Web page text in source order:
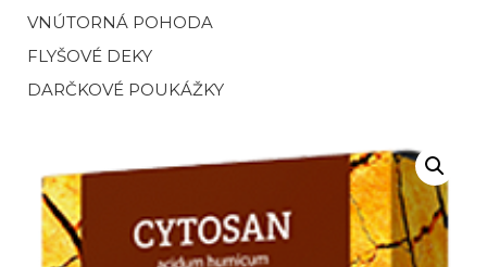
VNÚTORNÁ POHODA
FLYŠOVÉ DEKY
DARČKOVÉ POUKÁŽKY